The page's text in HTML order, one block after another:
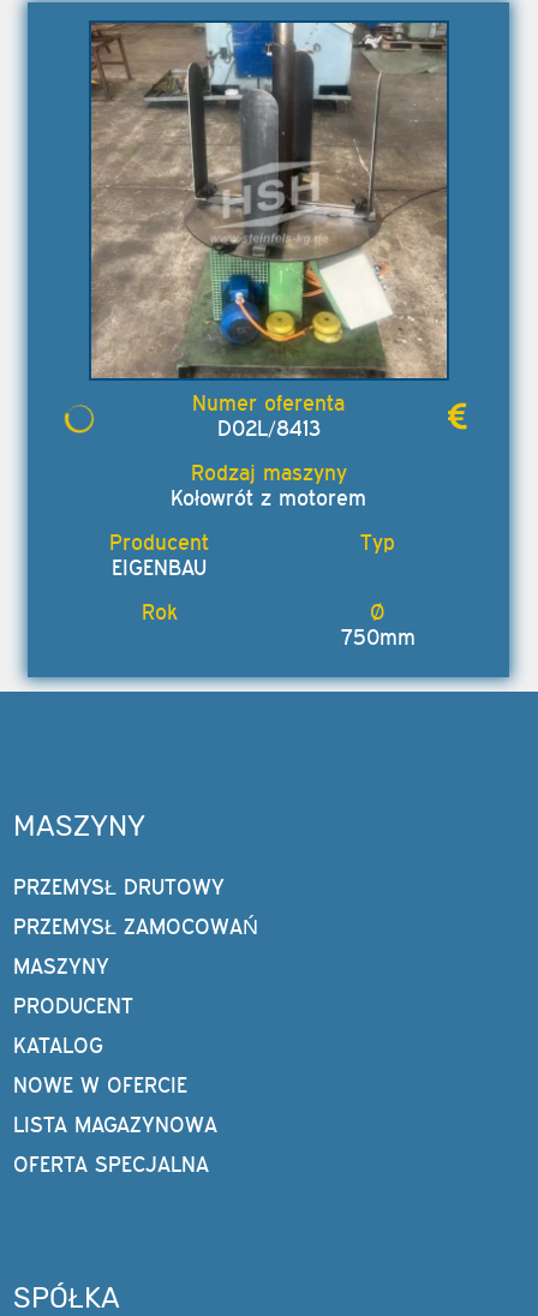
D02L/8413
Kołowrót z motorem
EIGENBAU
750mm
MASZYNY
PRZEMYSŁ DRUTOWY
PRZEMYSŁ ZAMOCOWAŃ
MASZYNY
PRODUCENT
KATALOG
NOWE W OFERCIE
LISTA MAGAZYNOWA
OFERTA SPECJALNA
SPÓŁKA